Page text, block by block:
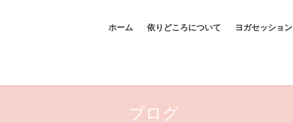
ホーム 依りどころについて ヨガセッション
ブログ